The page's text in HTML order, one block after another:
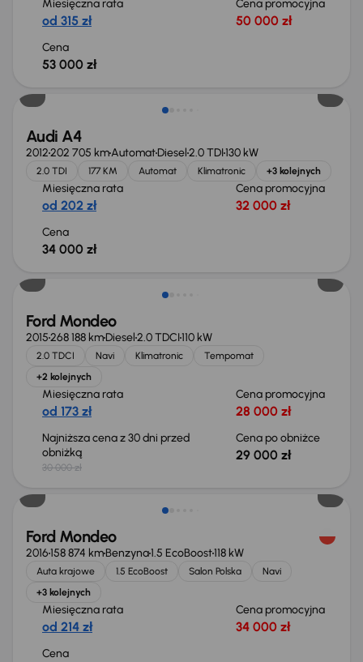
Miesięczna rata
od 315 zł
Cena promocyjna
50 000 zł
Cena
53 000 zł
Audi A4
2012202 705 kmAutomatDiesel2.0 TDI130 kW
2.0 TDI 177 KM Automat Klimatronic +3 kolejnych
Miesięczna rata
od 202 zł
Cena promocyjna
32 000 zł
Cena
34 000 zł
Ford Mondeo
2015268 188 kmDiesel2.0 TDCI110 kW
2.0 TDCI Navi Klimatronic
Tempomat
+2 kolejnych
Miesięczna rata
od 173 zł
Cena promocyjna
28 000 zł
Najniższa cena z 30 dni przed
obniżką
30 000 zł
Cena po obniżce
29 000 zł
Ford Mondeo
2016158 874 kmBenzyna1.5 EcoBoost118 kW
Auta krajowe 1.5 EcoBoost Salon Polska
Navi
+3 kolejnych
Miesięczna rata
od 214 zł
Cena promocyjna
34 000 zł
Cena